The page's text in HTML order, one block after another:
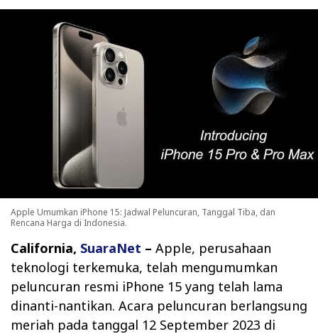
Apple Umumkan iPhone 15: Jadwal Peluncuran, Tanggal Tiba, dan
Rencana Harga di Indonesia.
California, SuaraNet – Apple, perusahaan
teknologi terkemuka, telah mengumumkan
peluncuran resmi iPhone 15 yang telah lama
dinanti-nantikan. Acara peluncuran berlangsung
meriah pada tanggal 12 September 2023 di